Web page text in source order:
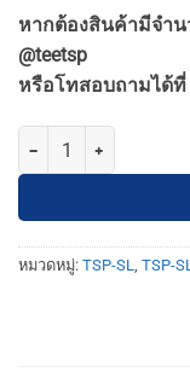
price
was:
250฿.
is:
หากต้องสินค้ามีจำน
@teetsp
หรือโทสอบถามได้ที่
จำนวน TSP-SL-6-
หมวดหมู่: TSP-SL, TSP-